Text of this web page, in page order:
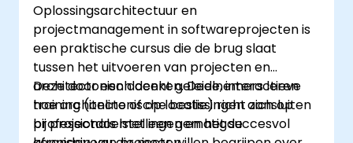
Oplossingsarchitectuur en
projectmanagement in softwareprojecten is
een praktische cursus die de brug slaat
tussen het uitvoeren van projecten en
architectonisch denken. Deelnemers leren
hoe architectonische beslissingen aansluiten
bij projectdoelstellingen en het succesvol
Deze door een docent geleide, interactieve
training (online of op locatie) richt zich op
professionals met een gematigde